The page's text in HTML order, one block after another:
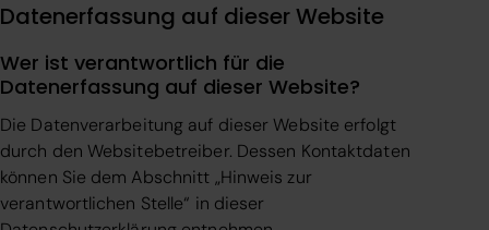
Datenerfassung auf dieser Website
Wer ist verantwortlich für die
Datenerfassung auf dieser Website?
Die Datenverarbeitung auf dieser Website erfolgt
durch den Websitebetreiber. Dessen Kontaktdaten
können Sie dem Abschnitt „Hinweis zur
verantwortlichen Stelle“ in dieser